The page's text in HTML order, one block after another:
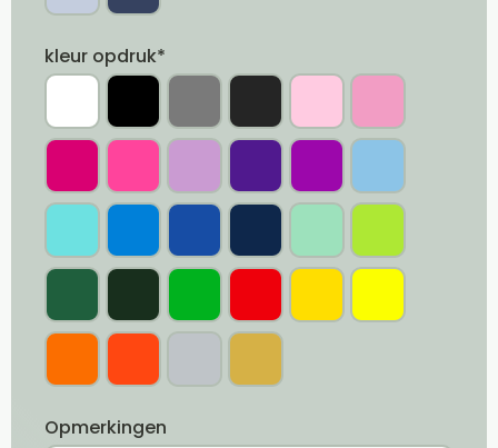
kleur opdruk*
Opmerkingen